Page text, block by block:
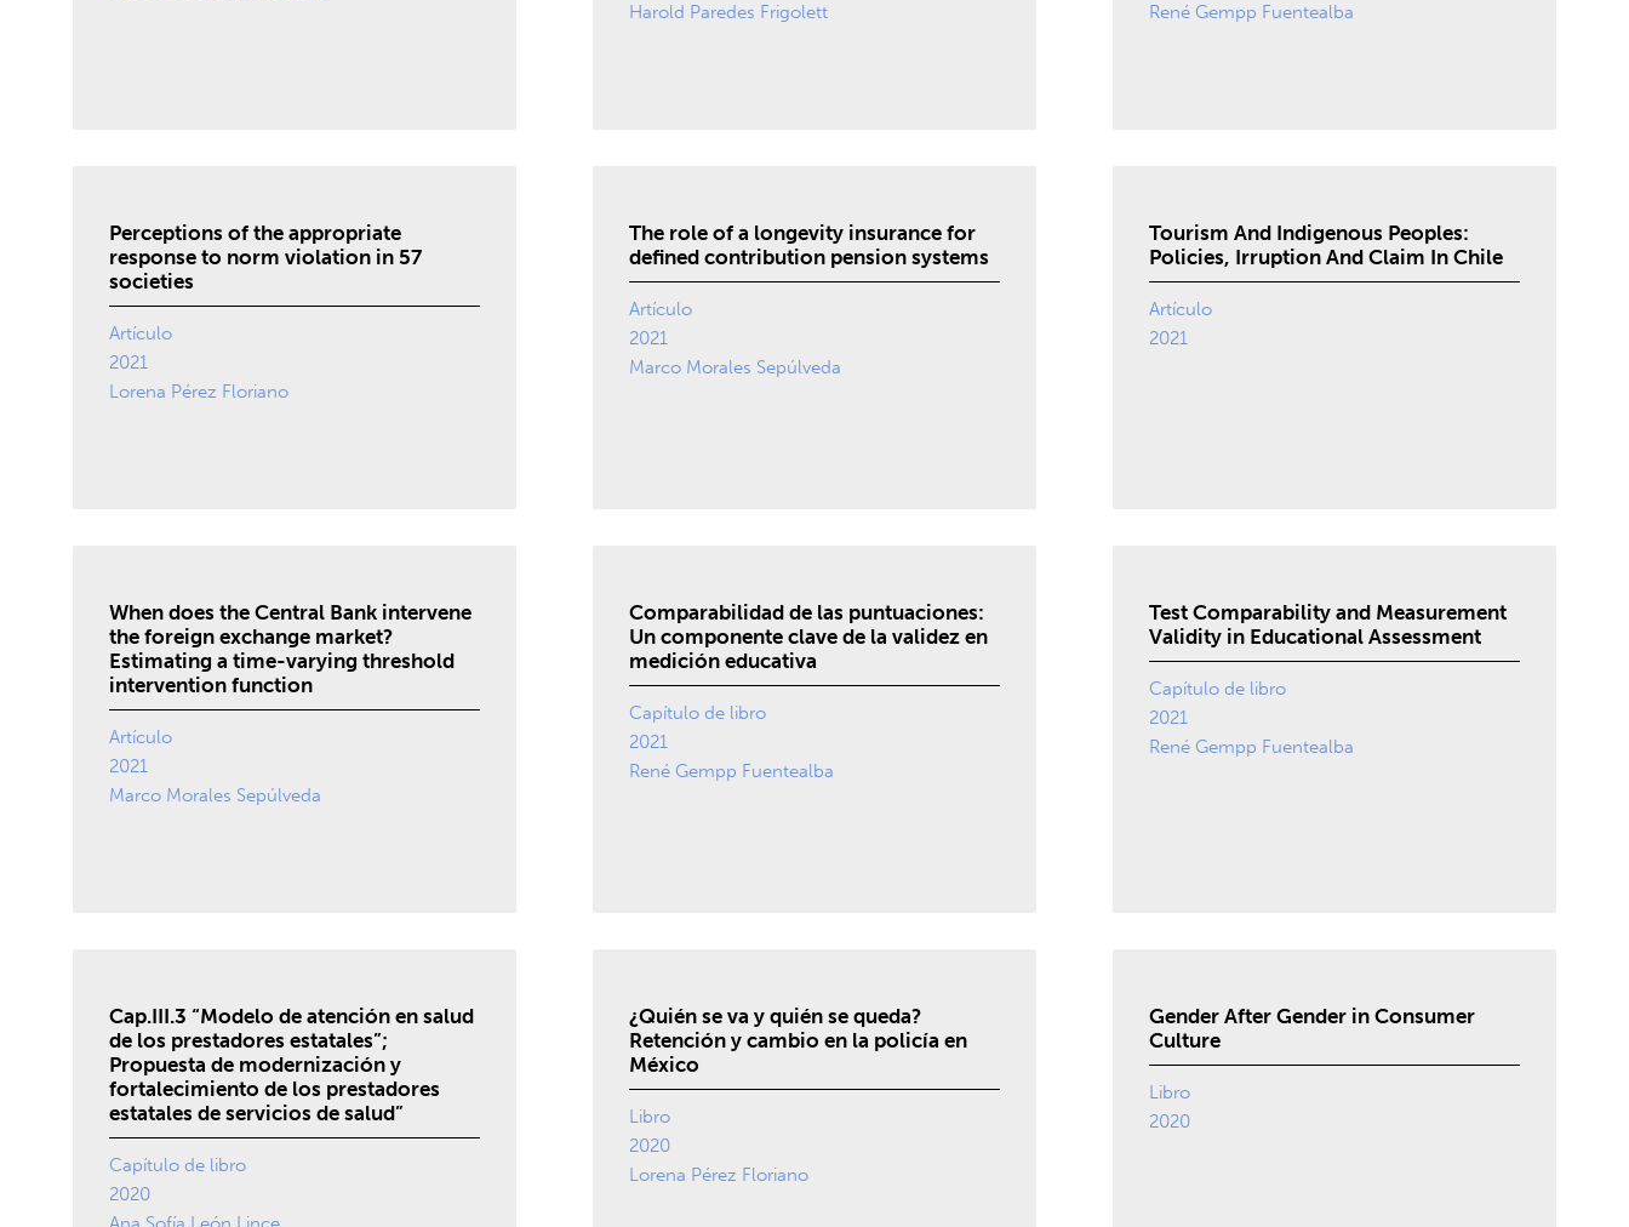
Harold Paredes Frigolett
René Gempp Fuentealba
Perceptions of the appropriate
response to norm violation in 57
societies
Artículo
2021
Lorena Pérez Floriano
The role of a longevity insurance for
defined contribution pension systems
Artículo
2021
Marco Morales Sepúlveda
Tourism And Indigenous Peoples:
Policies, Irruption And Claim In Chile
Artículo
2021
When does the Central Bank intervene
the foreign exchange market?
Estimating a time-varying threshold
intervention function
Artículo
2021
Marco Morales Sepúlveda
Comparabilidad de las puntuaciones:
Un componente clave de la validez en
medición educativa
Capítulo de libro
2021
René Gempp Fuentealba
Test Comparability and Measurement
Validity in Educational Assessment
Capítulo de libro
2021
René Gempp Fuentealba
Cap.III.3 “Modelo de atención en salud
de los prestadores estatales”;
Propuesta de modernización y
fortalecimiento de los prestadores
estatales de servicios de salud”
Capítulo de libro
2020
¿Quién se va y quién se queda?
Retención y cambio en la policía en
México
Libro
2020
Lorena Pérez Floriano
Gender After Gender in Consumer
Culture
Libro
2020